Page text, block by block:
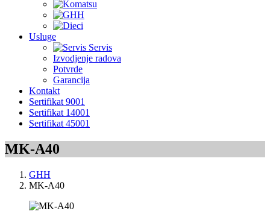
Usluge
Servis
Izvodjenje radova
Potvrde
Garancija
Kontakt
Sertifikat 9001
Sertifikat 14001
Sertifikat 45001
MK-A40
GHH
MK-A40